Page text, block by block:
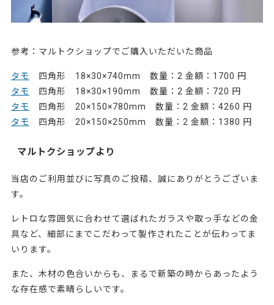
参考：マルトクショップでご購入いただいた商品
タモ
四角形 18×30×740mm 数量：2 金額：1700 円
タモ
四角形 18×30×190mm 数量：2 金額：720 円
タモ
四角形 20×150×780mm 数量：2 金額：4260 円
タモ
四角形 20×150×250mm 数量：2 金額：1380 円
マルトクショップより
当店のご利用並びに写真のご投稿、誠にありがとうございま
す。
レトロな雰囲気に合わせて選ばれたガラスや取っ手などの金
具など、細部にまでこだわって製作されたことが伝わってま
いります。
また、木材の色合いからも、まるで新築の時からあったよう
な存在感で素晴らしいです。